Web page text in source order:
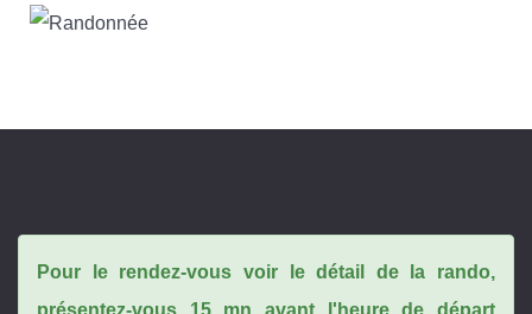
Pour le rendez-vous voir le détail de la rando,
présentez-vous 15 mn avant l'heure de départ